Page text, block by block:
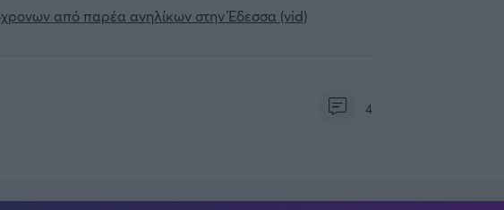
από παρέα ανηλίκων στην Έδεσσα (vid)
4